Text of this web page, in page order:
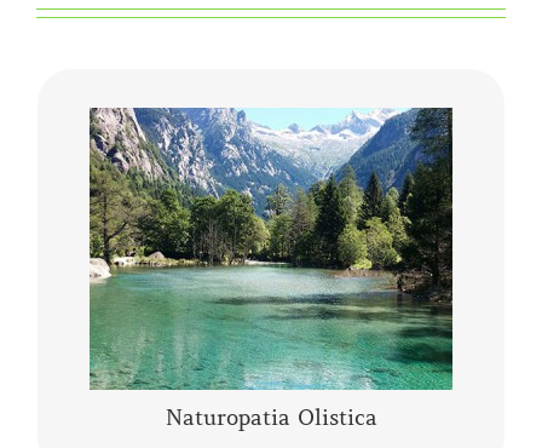
Naturopatia Olistica
Che cos’è la Naturopatia e di cosa si occupa?
Secondo quanto enunciato nel 2010
dall’Organizzazione Mondiale della Salute, …
CONTINUA A LEGGERE